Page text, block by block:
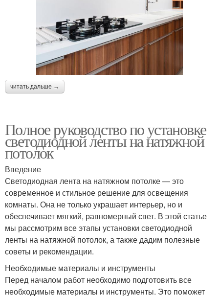
читать дальше →
Полное руководство по установке
светодиодной ленты на натяжной
потолок
Введение
Светодиодная лента на натяжном потолке — это
современное и стильное решение для освещения
комнаты. Она не только украшает интерьер, но и
обеспечивает мягкий, равномерный свет. В этой статье
мы рассмотрим все этапы установки светодиодной
ленты на натяжной потолок, а также дадим полезные
советы и рекомендации.
Необходимые материалы и инструменты
Перед началом работ необходимо подготовить все
необходимые материалы и инструменты. Это поможет